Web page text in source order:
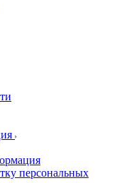
персональных